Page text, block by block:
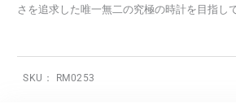
さを追求した唯一無二の究極の時計を目指し
SKU： RM0253